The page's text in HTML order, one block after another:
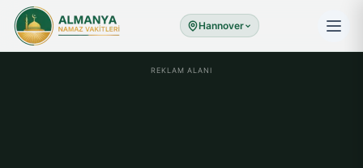
Hannover
REKLAM ALANI